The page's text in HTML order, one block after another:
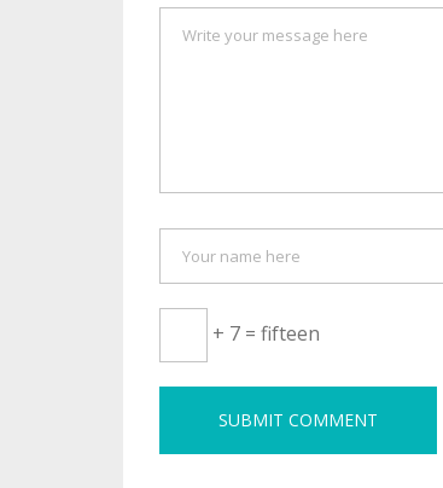
+ 7 = fifteen